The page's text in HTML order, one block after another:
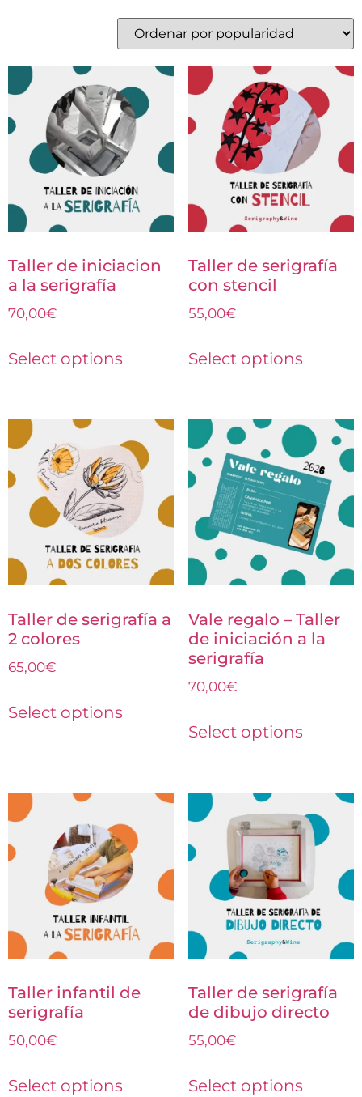
Taller de iniciacion
a la serigrafía
70,00€
Select options
Taller de serigrafía
con stencil
55,00€
Select options
Taller de serigrafía a
2 colores
65,00€
Select options
Vale regalo – Taller
de iniciación a la
serigrafía
70,00€
Select options
Taller infantil de
serigrafía
50,00€
Select options
Taller de serigrafía
de dibujo directo
55,00€
Select options